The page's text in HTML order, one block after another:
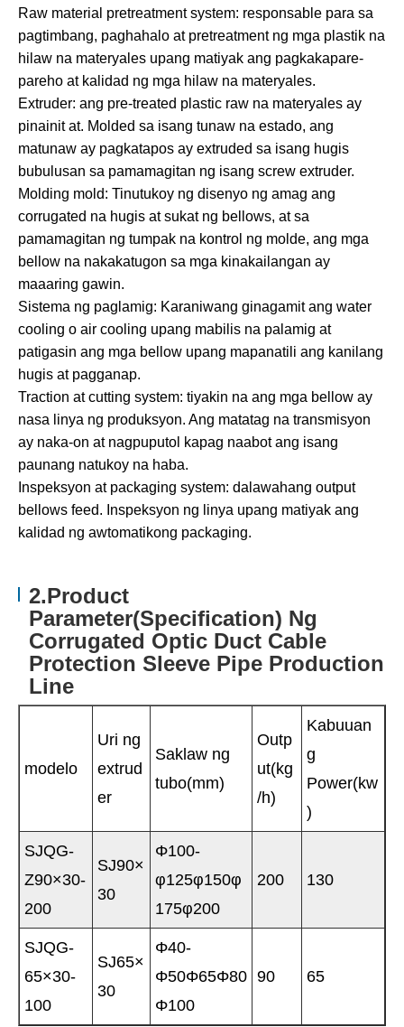
Raw material pretreatment system: responsable para sa
pagtimbang, paghahalo at pretreatment ng mga plastik na
hilaw na materyales upang matiyak ang pagkakapare-
pareho at kalidad ng mga hilaw na materyales.
Extruder: ang pre-treated plastic raw na materyales ay
pinainit at. Molded sa isang tunaw na estado, ang
matunaw ay pagkatapos ay extruded sa isang hugis
bubulusan sa pamamagitan ng isang screw extruder.
Molding mold: Tinutukoy ng disenyo ng amag ang
corrugated na hugis at sukat ng bellows, at sa
pamamagitan ng tumpak na kontrol ng molde, ang mga
bellow na nakakatugon sa mga kinakailangan ay
maaaring gawin.
Sistema ng paglamig: Karaniwang ginagamit ang water
cooling o air cooling upang mabilis na palamig at
patigasin ang mga bellow upang mapanatili ang kanilang
hugis at pagganap.
Traction at cutting system: tiyakin na ang mga bellow ay
nasa linya ng produksyon. Ang matatag na transmisyon
ay naka-on at nagpuputol kapag naabot ang isang
paunang natukoy na haba.
Inspeksyon at packaging system: dalawahang output
bellows feed. Inspeksyon ng linya upang matiyak ang
kalidad ng awtomatikong packaging.
2.Product
Parameter(Specification) Ng
Corrugated Optic Duct Cable
Protection Sleeve Pipe Production
Line
modelo
Uri ng
extrud
er
Saklaw ng
tubo(mm)
Outp
ut(kg
/h)
Kabuuan
g
Power(kw
)
SJQG-
Z90×30-
200
SJ90×
30
Φ100-
φ125φ150φ
175φ200
200 130
SJQG-
65×30-
100
SJ65×
30
Φ40-
Φ50Φ65Φ80
Φ100
90 65